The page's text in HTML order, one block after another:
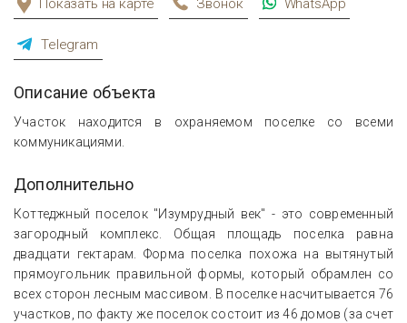
Показать на карте Звонок WhatsApp
Telegram
Описание объекта
Участок находится в охраняемом поселке со всеми
коммуникациями.
Дополнительно
Коттеджный поселок "Изумрудный век" - это современный
загородный комплекс. Общая площадь поселка равна
двадцати гектарам. Форма поселка похожа на вытянутый
прямоугольник правильной формы, который обрамлен со
всех сторон лесным массивом. В поселке насчитывается 76
участков, по факту же поселок состоит из 46 домов (за счет